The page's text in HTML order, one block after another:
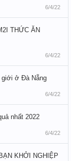
6/4/22
THỨC ĂN
6/4/22
giới ở Đà Nẵng
6/4/22
nhất 2022
6/4/22
KHỞI NGHIỆP